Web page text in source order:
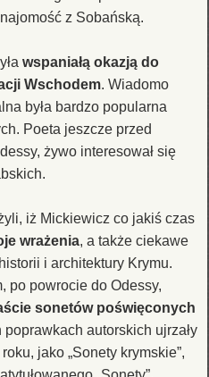
z Sobańską.
wspaniałą okazją do
Wschodem. Wiadomo
była bardzo popularna
Poeta jeszcze przed
żywo interesował się
iż Mickiewicz co jakiś czas
wrażenia, a także ciekawe
i architektury Krymu.
po powrocie do Odessy,
sonetów poświęconych
autorskich ujrzały
jako „Sonety krymskie”,